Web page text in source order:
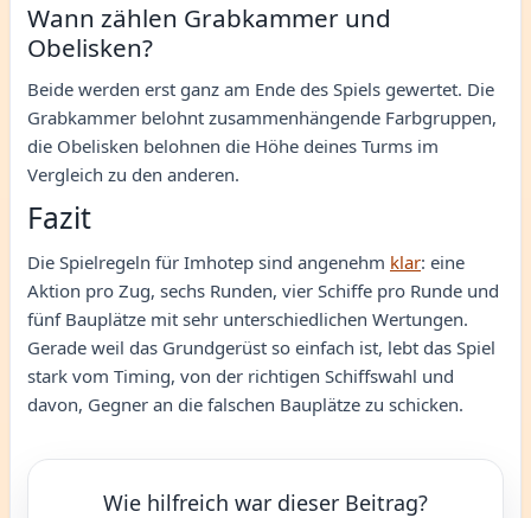
Wann zählen Grabkammer und
Obelisken?
Beide werden erst ganz am Ende des Spiels gewertet. Die
Grabkammer belohnt zusammenhängende Farbgruppen,
die Obelisken belohnen die Höhe deines Turms im
Vergleich zu den anderen.
Fazit
Die Spielregeln für Imhotep sind angenehm klar: eine
Aktion pro Zug, sechs Runden, vier Schiffe pro Runde und
fünf Bauplätze mit sehr unterschiedlichen Wertungen.
Gerade weil das Grundgerüst so einfach ist, lebt das Spiel
stark vom Timing, von der richtigen Schiffswahl und
davon, Gegner an die falschen Bauplätze zu schicken.
Wie hilfreich war dieser Beitrag?